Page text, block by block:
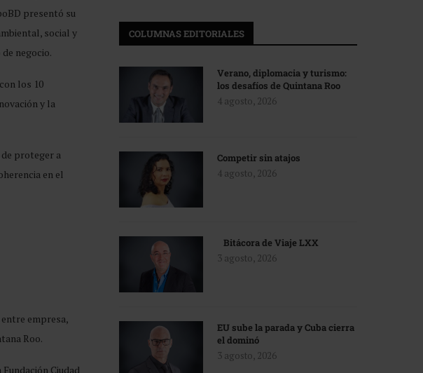
presentó su
social y
negocio.
los 10
y la
proteger a
en el
empresa,
Roo.
Ciudad
COLUMNAS EDITORIALES
Verano, diplomacia y turismo:
los desafíos de Quintana Roo
4 agosto, 2026
Competir sin atajos
4 agosto, 2026
Bitácora de Viaje LXX
3 agosto, 2026
EU sube la parada y Cuba cierra
el dominó
3 agosto, 2026